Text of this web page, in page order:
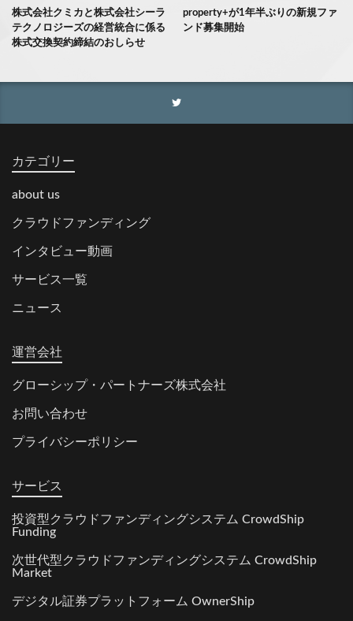
株式会社クミカと株式会社シーラ
テクノロジーズの経営統合に係る
株式交換契約締結のおしらせ
property+が1年半ぶりの新規ファ
ンド募集開始
カテゴリー
about us
クラウドファンディング
インタビュー動画
サービス一覧
ニュース
運営会社
グローシップ・パートナーズ株式会社
お問い合わせ
プライバシーポリシー
サービス
投資型クラウドファンディングシステム CrowdShip
Funding
次世代型クラウドファンディングシステム CrowdShip
Market
デジタル証券プラットフォーム OwnerShip